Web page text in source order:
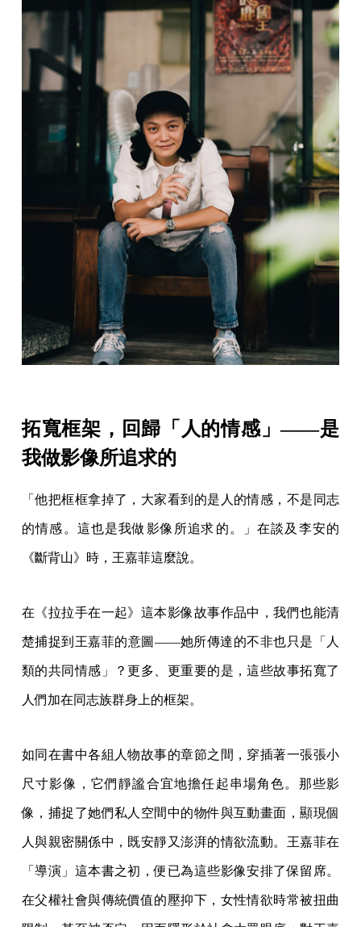
拓寬框架，回歸「人的情感」——是
我做影像所追求的
「他把框框拿掉了，大家看到的是人的情感，不是同志
的情感。這也是我做影像所追求的。」在談及李安的
《斷背山》時，王嘉菲這麼說。
在《拉拉手在一起》這本影像故事作品中，我們也能清
楚捕捉到王嘉菲的意圖——她所傳達的不非也只是「人
類的共同情感」？更多、更重要的是，這些故事拓寬了
人們加在同志族群身上的框架。
如同在書中各組人物故事的章節之間，穿插著一張張小
尺寸影像，它們靜謐合宜地擔任起串場角色。那些影
像，捕捉了她們私人空間中的物件與互動畫面，顯現個
人與親密關係中，既安靜又澎湃的情欲流動。王嘉菲在
「導演」這本書之初，便已為這些影像安排了保留席。
在父權社會與傳統價值的壓抑下，女性情欲時常被扭曲